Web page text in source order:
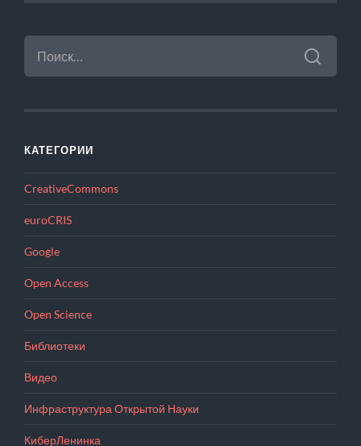
НАЙТИ:
КАТЕГОРИИ
CreativeCommons
euroCRIS
Google
Open Access
Open Science
Библиотеки
Видео
Инфраструктура Открытой Науки
КиберЛенинка